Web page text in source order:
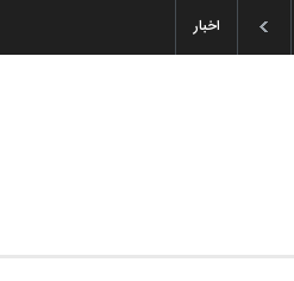
اخبار
و اهدای جوایز سوم…